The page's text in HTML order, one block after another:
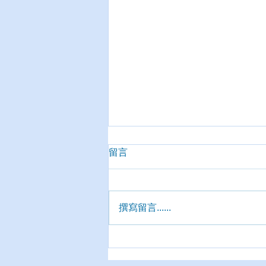
虎航機師人數創歷年之最
留言
撰寫留言......